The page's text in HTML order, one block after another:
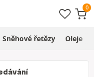
Sněhové řetězy Oleje